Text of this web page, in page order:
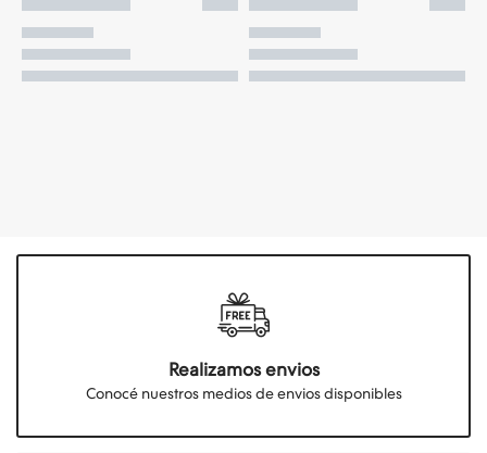
Realizamos envios
Conocé nuestros medios de envios disponibles